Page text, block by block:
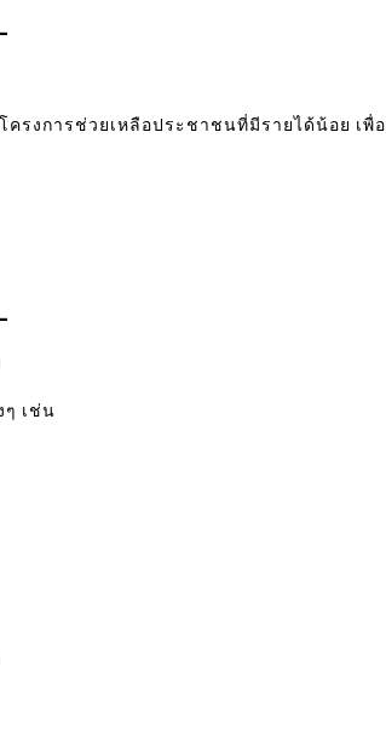
รงการช่วยเหลือประชาชนที่มีรายได้น้อย เพื่อ
ๆ เช่น